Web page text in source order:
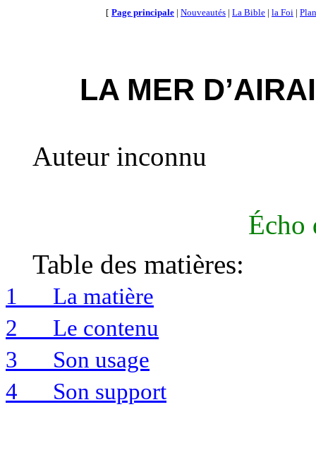
[ Page principale | Nouveautés | La Bible | la Foi |
LA MER
Auteur inconnu
Écho
Table des matières:
1
La matière
2
Le contenu
3
Son usage
4
Son support